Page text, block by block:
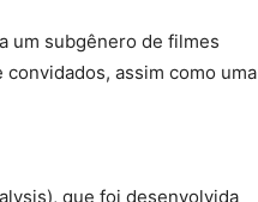
um subgênero de filmes
assim como uma
que foi desenvolvida